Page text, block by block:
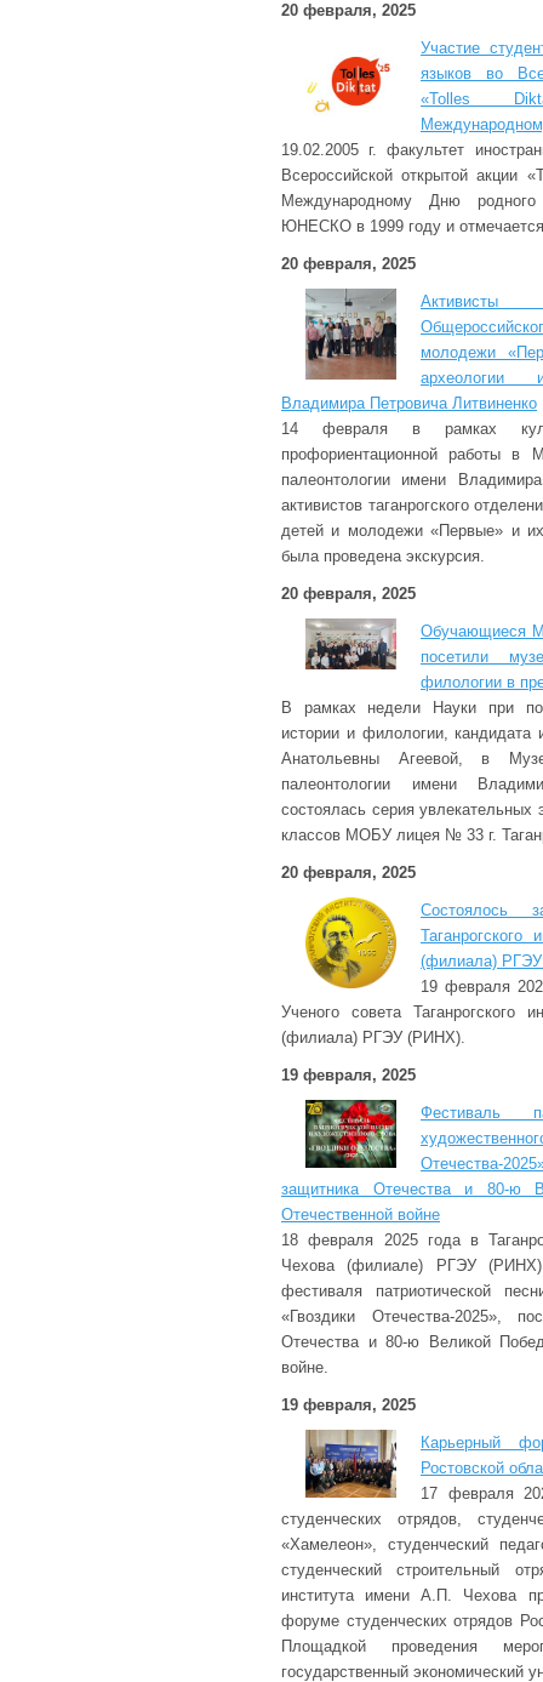
20 февраля, 2025
Участие
языков во
«Tolles
19.02.2005 г. факультет
Всероссийской открытой акции
Международному Дню
ЮНЕСКО в 1999 году и
20 февраля, 2025
Активисты
молодежи
археологии
Владимира Петровича Литвиненко
14 февраля в рамках
профориентационной работы в
палеонтологии имени
активистов таганрогского
детей и молодежи «Первые» и
была проведена экскурсия.
20 февраля, 2025
Обучающиеся
посетили
филологии в
В рамках недели Науки при
истории и филологии, кандидата
Анатольевны Агеевой, в
палеонтологии имени
состоялась серия
классов МОБУ лицея № 33 г.
20 февраля, 2025
Состоялось
(филиала)
19 февраля
Ученого совета Таганрогского
(филиала) РГЭУ (РИНХ).
19 февраля, 2025
Фестиваль
Отечества-
защитника Отечества и 80-ю
Отечественной войне
18 февраля 2025 года в
Чехова (филиале) РГЭУ (РИНХ)
фестиваля патриотической
«Гвоздики Отечества-2025»,
Отечества и 80-ю Великой
войне.
19 февраля, 2025
Карьерный
Ростовской
17 февраля
студенческих отрядов,
«Хамелеон», студенческий
студенческий строительный
института имени А.П. Чехова
форуме студенческих отрядов
Площадкой проведения
государственный экономический